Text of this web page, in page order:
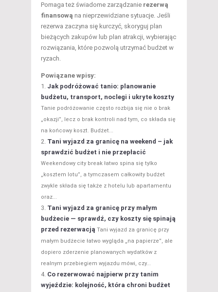
Pomaga też świadome zarządzanie rezerwą
finansową na nieprzewidziane sytuacje. Jeśli
rezerwa zaczyna się kurczyć, skoryguj plan
bieżących zakupów lub plan atrakcji, wybierając
rozwiązania, które pozwolą utrzymać budżet w
ryzach.
Powiązane wpisy:
Jak podróżować tanio: planowanie
budżetu, transport, noclegi i ukryte koszty
Tanie podróżowanie często rozbija się nie o brak
„okazji”, lecz o brak kontroli nad tym, co składa się
na końcowy koszt. Budżet...
Tani wyjazd za granicę na weekend – jak
sprawdzić budżet i nie przepłacić
Weekendowy city break łatwo spina się tylko
„kosztem lotu”, a tymczasem całkowity budżet
zwykle składa się także z hotelu lub apartamentu
oraz...
Tani wyjazd za granicę przy małym
budżecie — sprawdź, czy koszty się spinają
przed rezerwacją Tani wyjazd za granicę przy
małym budżecie łatwo wygląda „na papierze”, ale
dopiero zderzenie planowanych wydatków z
realnym przebiegiem wyjazdu mówi, czy...
Co rezerwować najpierw przy tanim
wyjeździe: kolejność, która chroni budżet